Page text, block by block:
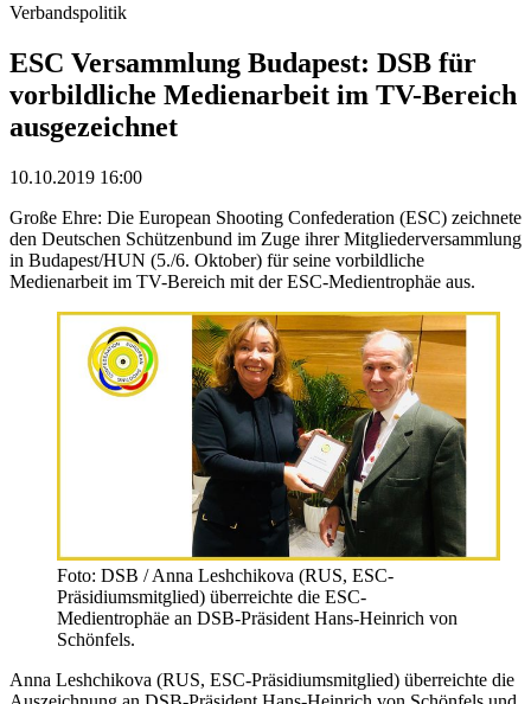
Verbandspolitik
ESC Versammlung Budapest: DSB für
vorbildliche Medienarbeit im TV-Bereich
ausgezeichnet
10.10.2019 16:00
Große Ehre: Die European Shooting Confederation (ESC) zeichnete
den Deutschen Schützenbund im Zuge ihrer Mitgliederversammlung
in Budapest/HUN (5./6. Oktober) für seine vorbildliche
Medienarbeit im TV-Bereich mit der ESC-Medientrophäe aus.
Foto: DSB / Anna Leshchikova (RUS, ESC-
Präsidiumsmitglied) überreichte die ESC-
Medientrophäe an DSB-Präsident Hans-Heinrich von
Schönfels.
Anna Leshchikova (RUS, ESC-Präsidiumsmitglied) überreichte die